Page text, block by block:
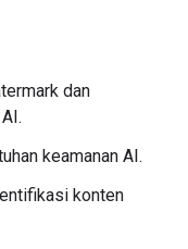
dan
keamanan AI.
konten